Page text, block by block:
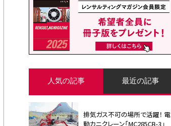
人気の記事 最近の記事
排気ガス不可の場所で活躍！ 電
動カニクレーン「MC285CB-3」